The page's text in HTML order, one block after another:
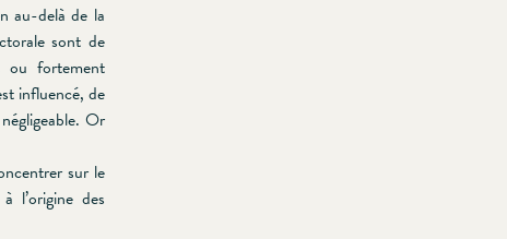
au-delà de la
sont de
ou fortement
influencé, de
Or
sur le
l’origine des